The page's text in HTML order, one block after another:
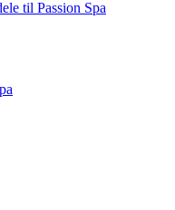
til Passion Spa